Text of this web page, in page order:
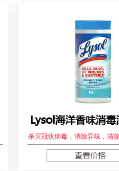
Lysol海洋香味消
杀灭冠状病毒，消除异味，清
查看价格